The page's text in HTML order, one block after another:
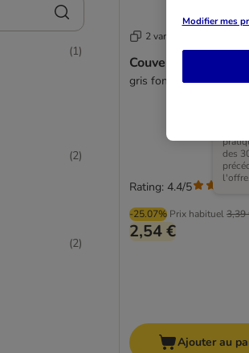
(1)
(2)
(2)
2 variantes
Couverture polaire
gris foncé : L 100 x l
-25.07% Prix habituel3,39
des
l'offre.
2,54 €
Rating: 4.4/5
Ajouter au
Modifier mes